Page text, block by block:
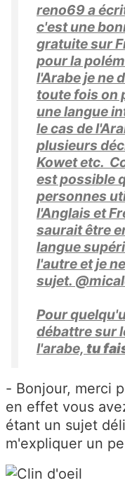
reno69 a
c'est une
gratuite sur
pour la
l'Arabe je ne
toute fois on
une langue
le cas de
plusieurs
Kowet etc.
est possible
personnes
l'Anglais et
saurait être
langue
l'autre et je
sujet.
Pour
débattre sur
l'arabe, tu
- Bonjour, merci
en effet vous
étant un sujet
m'expliquer un